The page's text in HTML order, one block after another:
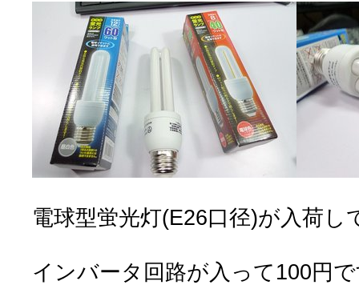
電球型蛍光灯(E26口径)が入荷し
インバータ回路が入って100円